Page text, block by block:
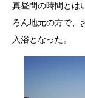
真昼間の時間とは
ろん地元の方で、
入浴となった。